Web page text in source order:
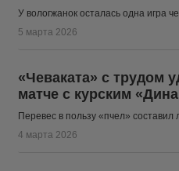
У вологжанок осталась одна игра
5 марта 2026
«Чеваката» с трудом
матче с курским
Перевес в пользу «пчел» составил
4 марта 2026